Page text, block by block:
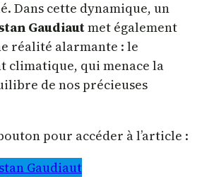
Dans cette dynamique, un
Gaudiautmet également
réalité alarmante : le
climatique, qui menace la
de nos précieuses
pour accéder à l’article :
Gaudiaut